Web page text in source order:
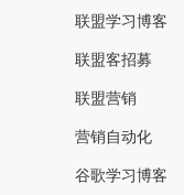
联盟学习博客
联盟客招募
联盟营销
营销自动化
谷歌学习博客